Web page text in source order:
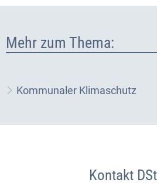
Mehr zum Thema:
Kommunaler Klimaschutz
Kontakt